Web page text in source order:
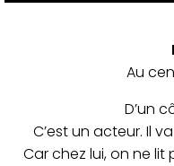
Au
D’un
C’est un acteur. Il
Car chez lui, on ne lit